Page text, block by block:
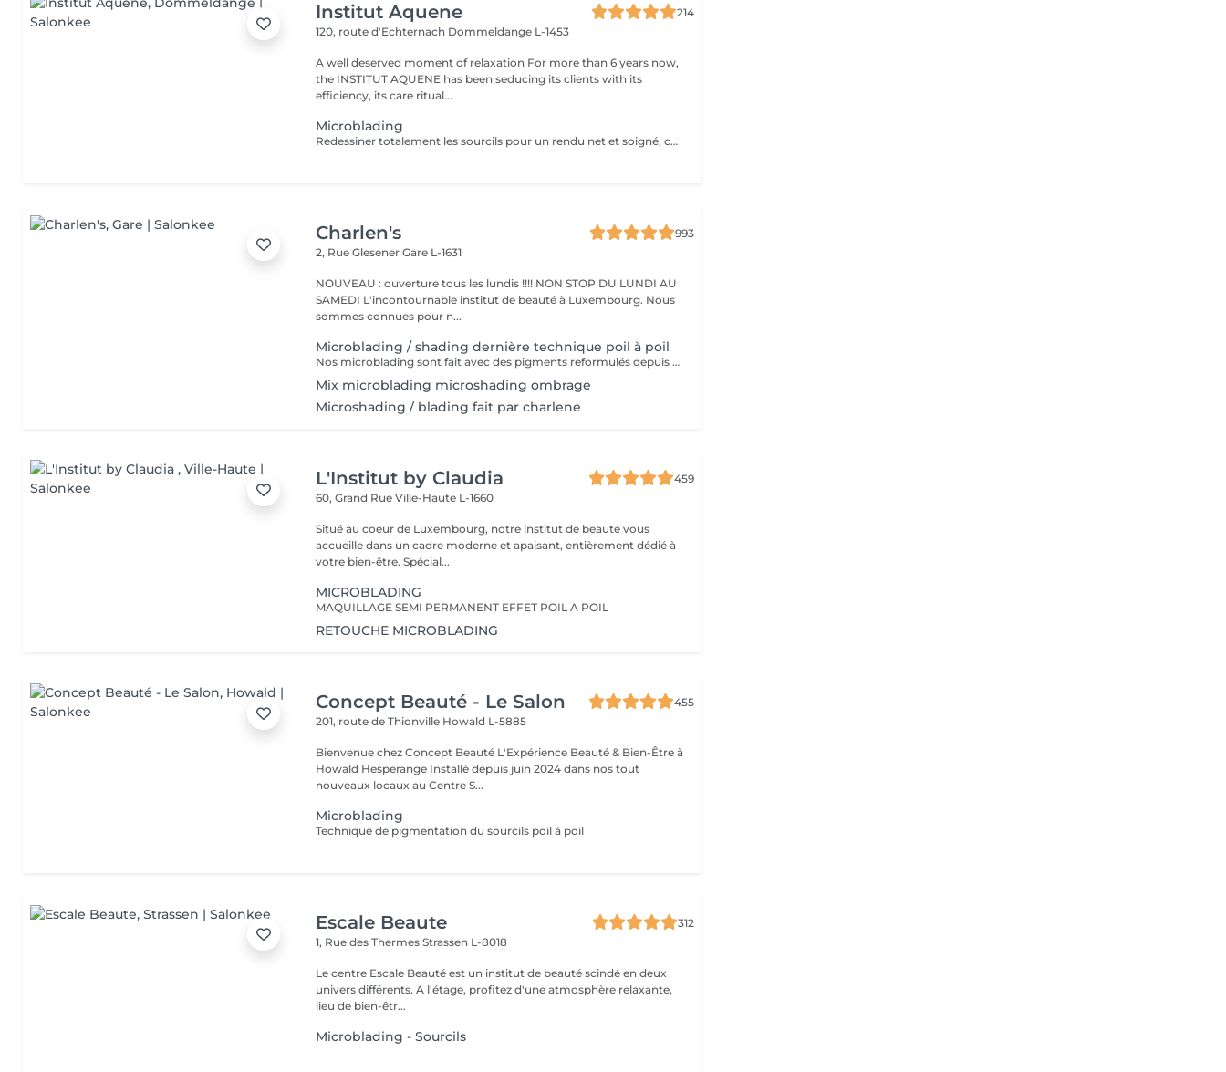
Institut Aquene
214
120, route d'Echternach Dommeldange L-1453
A well deserved moment of relaxation For more than 6 years now,
the INSTITUT AQUENE has been seducing its clients with its
efficiency, its care ritual...
Microblading
Redessiner totalement les sourcils pour un rendu net et soigné, cela devient simple avec la micro-pigmentation. Tous les sourcils, qu'ils soient clairsemés, trop courts, trop long ou inexistants trouvent leur courbe parfaite. Les sourcils sont un élément majeur de nos expressions. La micro-pigmentation vous permet de jouir de la forme adéquate pour sublimer vos sourcils.
Charlen's
993
2, Rue GlesenerGare L-1631
NOUVEAU : ouverture tous les lundis !!!! NON STOP DU LUNDI AU
SAMEDI L'incontournable institut de beauté à Luxembourg. Nous
sommes connues pour n...
Microblading / shading dernière technique poil à poil
Nos microblading sont fait avec des pigments reformulés depuis la loi du 4 janvier 2022 faites nous confiance nous travaillons avec les meilleures marques sur le marché ne vous inquiétez pas pour la couleur et technique on regardera ensemble sur place :) l'épilation au fil est incluse
Mix microblading microshading ombrage
Microshading / blading fait par charlene
L'Institut by Claudia
459
60, Grand RueVille-Haute L-1660
Situé au coeur de Luxembourg, notre institut de beauté vous
accueille dans un cadre moderne et apaisant, entièrement dédié à
votre bien-être. Spécial...
MICROBLADING
MAQUILLAGE SEMI PERMANENT EFFET POIL A POIL
RETOUCHE MICROBLADING
Concept Beauté - Le Salon
455
201, route de Thionville Howald L-5885
Bienvenue chez Concept Beauté L'Expérience Beauté & Bien-Être à
Howald Hesperange Installé depuis juin 2024 dans nos tout
nouveaux locaux au Centre S...
Microblading
Technique de pigmentation du sourcils poil à poil
Escale Beaute
312
1, Rue des ThermesStrassen L-8018
Le centre Escale Beauté est un institut de beauté scindé en deux
univers différents. A l'étage, profitez d'une atmosphère relaxante,
lieu de bien-êtr...
Microblading - Sourcils